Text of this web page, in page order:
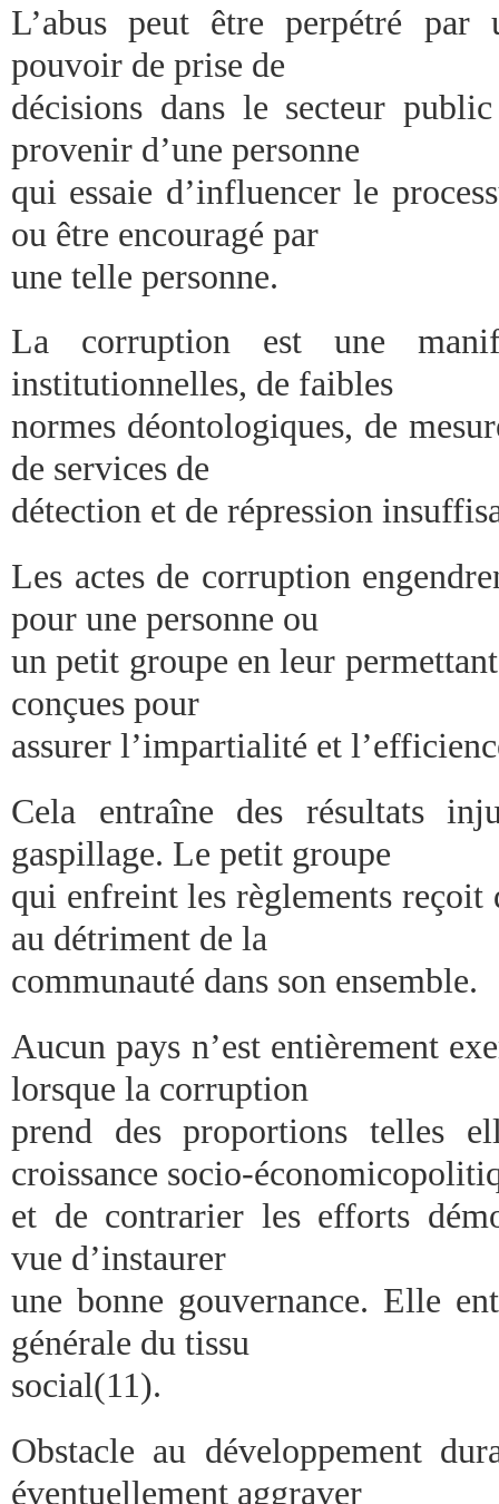
L’abus peut être perpétré par
pouvoir de prise de
décisions dans le secteur
provenir d’une personne
qui essaie d’influencer le
ou être encouragé par
une telle personne.
La corruption est une
institutionnelles, de faibles
normes déontologiques, de
de services de
détection et de répression
Les actes de corruption
pour une personne ou
un petit groupe en leur
conçues pour
assurer l’impartialité et
Cela entraîne des résultats
gaspillage. Le petit groupe
qui enfreint les règlements reçoit
au détriment de la
communauté dans son ensemble.
Aucun pays n’est entièrement
lorsque la corruption
prend des proportions telles
croissance socio-
et de contrarier les efforts
vue d’instaurer
une bonne gouvernance. Elle
générale du tissu
social(11).
Obstacle au développement
éventuellement aggraver